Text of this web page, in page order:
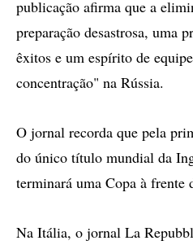
publicação afirma que a
preparação desastrosa, uma
êxitos e um espírito de
concentração" na Rússia.
O jornal recorda que pela
do único título mundial da
terminará uma Copa à frente
Na Itália, o jornal La